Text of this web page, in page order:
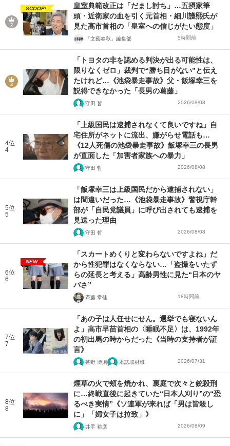
SCOOP!
皇室典範改正は「だまし討ち」…五摂家筆
頭・近衛家の血を引く元首相・細川護熙氏が
見た高市首相の「皇室への信じがたい態度」
「文藝春秋」編集部 5時間前
「トヨタの非を認める判決が出る可能性は、
限りなくゼロ」裁判で“勝ち目がない”と伝え
たけれど…《池袋暴走事故》父・飯塚幸三を
説得できなかった「長男の葛藤」
守田 哲 2026/08/08
4位
4
「上級国民は逮捕されなくて良いですね」自
宅住所がネットに流出、嫌がらせ電話も…
《12人死傷の池袋暴走事故》飯塚幸三の長男
が直面した「加害者家族への暴力」
守田 哲 2026/08/08
5位
5
「飯塚幸三は上級国民だから逮捕されない」
は間違いだった…《池袋暴走事故》警視庁幹
部が「自民党議員」に呼び出されても逮捕を
見送った理由
守田 哲 2026/08/08
6位
6
NEW
「スカートめくりと変わらないですよね」だ
から性犯罪はなくならない…「盗撮をいたず
らの延長と考える」高齢男性に見た“日本のヤ
バさ”
斉藤 章佳 18時間前
7位
7
「あの子は人任せにせん。選挙でも寝ないん
よ」高市早苗首相の〈睡眠不足〉は、1992年
の初出馬の時からだった《当時の支持者が証
言》
甚野 博則 本誌取材班 2026/07/31
8位
8
煙草の火で頰を焼かれ、裏庭で次々と銃殺刑
に…終戦直後に起きていた“日本人刈り”の“恐
るべき実情”《ソ連軍が来れば「男は皆殺し
に」「婦女子は拉致」》
井手 裕彦 2026/08/09